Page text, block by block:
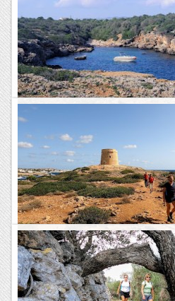
A la 14a caminada de la festa major de
Cadena em va parlar d'un camí que
anar quan sortia de Tuixent pujava a Coll
Excursions del Joan Ramon
Del port de Manacor a cala
Cala Petita una de les joies d’aquest tast
manacoríInici: Deixem el vehicle al carrer
Porto Cristo (Port de Manacor).(WP-01)
Viaranys
GR223: Punta Prima - Sa
Avui hem completat la nostra estada a
cinquena i última etapa del Camí de
Punta Prima fins a Sa Mesquida. L'etapa